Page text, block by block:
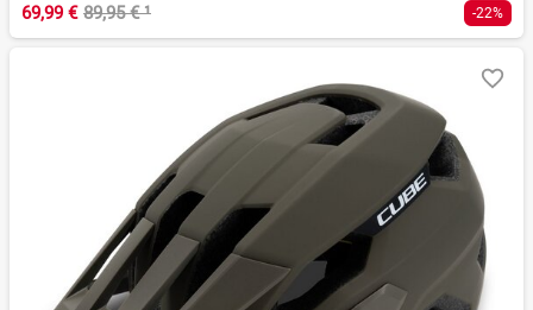
69,99 € 89,95 €¹ -22%